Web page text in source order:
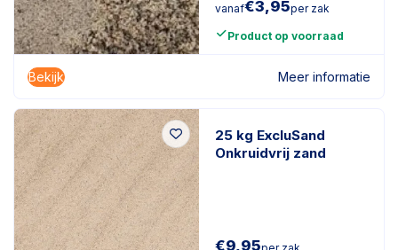
vanaf€3,95per zak
Product op voorraad
Bekijk Meer informatie
25 kg ExcluSand
Onkruidvrij zand
€9,95